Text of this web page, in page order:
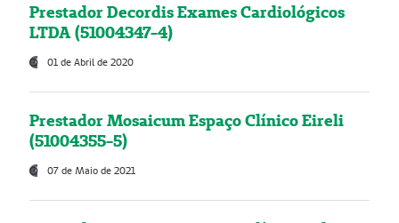
Prestador Decordis Exames Cardiológicos
LTDA (51004347-4)
01 de Abril de 2020
Prestador Mosaicum Espaço Clínico Eireli
(51004355-5)
07 de Maio de 2021